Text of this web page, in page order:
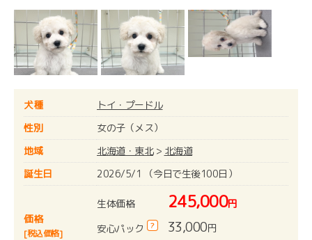
犬種
トイ・プードル
性別
女の子（メス）
地域
北海道・東北> 北海道
誕生日
2026/5/1 （今日で生後100日）
価格
[税込価格]
生体価格 245,000円
安心パック
? 33,000円